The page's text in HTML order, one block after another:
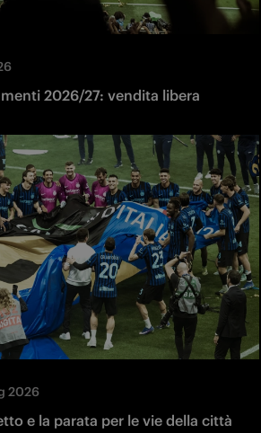
2026/27: vendita libera
2026
e la parata per le vie della città